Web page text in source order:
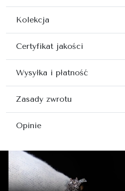
Kolekcja
Certyfikat jakości
Wysyłka i płatność
Zasady zwrotu
Opinie